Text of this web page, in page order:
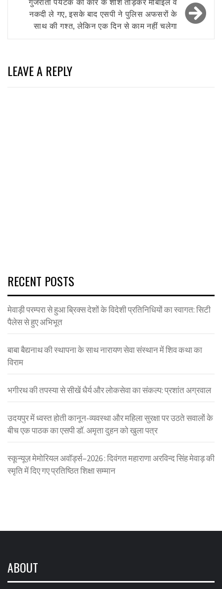
नकदी ले गए, इसके बाद एसपी ने पुलिस अफसरों के
साथ की गश्त, लेकिन एक दिन से काम नहीं चलेगा
LEAVE A REPLY
RECENT POSTS
मेवाड़ी परम्परा से हुआ ब्रिक्स देशों के विदेशी प्रतिनिधियों का स्वागत: सिटी
पैलेस से हुए अभिभूत
बाबा बैद्यनाथ की स्थापना के साथ नारायण सेवा संस्थान में शिव कथा का
विराम
भगीरथ की तपस्या से सीखें धैर्य और लोकसेवा का संकल्प: प्रशांत अग्रवाल
उदयपुर में ध्वस्त होती कानून-व्यवस्था और महिला सुरक्षा पर उठते सवालों के
बीच एक पाठक का एसपी डॉ. अमृता दुहन को खुला पत्र
स्कून्यूज़ मेमोरियल अवॉर्ड्स–2026 : दिवंगत महाराणा अरविन्द सिंह मेवाड़ की
स्मृति में दिए गए प्रतिष्ठित शिक्षा सम्मान
ABOUT